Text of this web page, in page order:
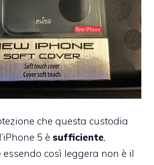
che questa custodia
5 è sufficiente,
così leggera non è il